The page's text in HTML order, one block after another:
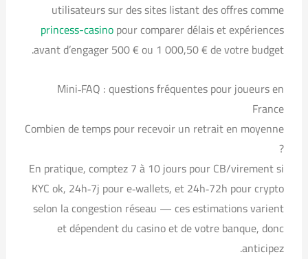
utilisateurs sur des sites listant des offres comme
princess-casinopour comparer délais et expériences
avant d’engager 500 € ou 1 000,50 € de votre budget.
Mini‑FAQ : questions fréquentes pour joueurs en
France
Combien de temps pour recevoir un retrait en moyenne
?
En pratique, comptez 7 à 10 jours pour CB/virement si
KYC ok, 24h‑7j pour e‑wallets, et 24h‑72h pour crypto
selon la congestion réseau — ces estimations varient
et dépendent du casino et de votre banque, donc
anticipez.